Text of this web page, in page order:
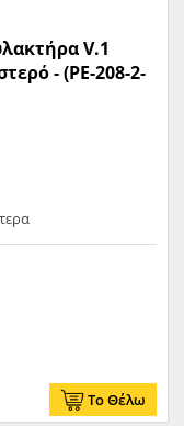
V.1
- (PE-208-2-
Το Θέλω